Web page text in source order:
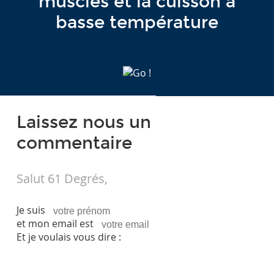
basse température
Laissez nous un
commentaire
Salut 61 Degrés,
Je suis
et mon email est
Et je voulais vous dire :